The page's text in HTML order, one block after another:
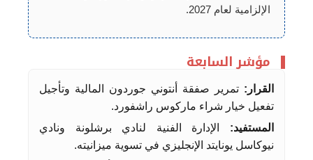
الإلزامية لعام 2027.
مؤشر السابعة
القرار: تمرير صفقة أنتوني جوردون المالية وتأجيل
تفعيل خيار شراء ماركوس راشفورد.
المستفيد: الإدارة الفنية لنادي برشلونة ونادي
نيوكاسل يونايتد الإنجليزي في تسوية ميزانيته.